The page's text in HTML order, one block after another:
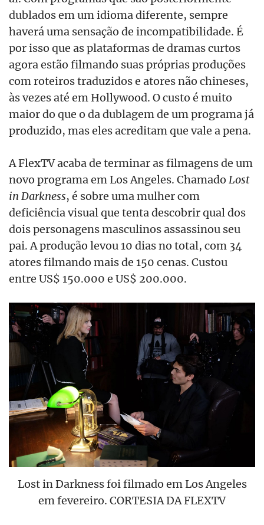
dublados em um idioma diferente, sempre
haverá uma sensação de incompatibilidade. É
por isso que as plataformas de dramas curtos
agora estão filmando suas próprias produções
com roteiros traduzidos e atores não chineses,
às vezes até em Hollywood. O custo é muito
maior do que o da dublagem de um programa já
produzido, mas eles acreditam que vale a pena.
A FlexTV acaba de terminar as filmagens de um
novo programa em Los Angeles. Chamado Lost
in Darkness, é sobre uma mulher com
deficiência visual que tenta descobrir qual dos
dois personagens masculinos assassinou seu
pai. A produção levou 10 dias no total, com 34
atores filmando mais de 150 cenas. Custou
entre US$ 150.000 e US$ 200.000.
Lost in Darkness foi filmado em Los Angeles
em fevereiro. CORTESIA DA FLEXTV